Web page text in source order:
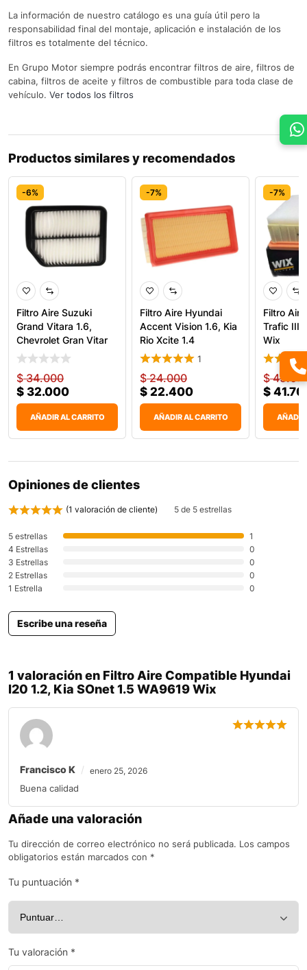
La información de nuestro catálogo es una guía útil pero la
responsabilidad final del montaje, aplicación e instalación de los
filtros es totalmente del técnico.
En Grupo Motor siempre podrás encontrar filtros de aire, filtros de
cabina, filtros de aceite y filtros de combustible para toda clase de
vehículo. Ver todos los filtros
Productos similares y recomendados
-6%
Filtro Aire Suzuki
Grand Vitara 1.6,
Chevrolet Gran Vitar
$34.000
$ 32.000
AÑADIR AL CARRITO
-7%
Filtro Aire Hyundai
Accent Vision 1.6, Kia
Rio Xcite 1.4
1
$24.000
$ 22.400
AÑADIR AL CARRITO
-7%
Filtro
Trafic III
Wix
$
$
AÑADIR
Opiniones de clientes
(1 valoración de cliente) 5 de 5 estrellas
5 estrellas
1
4 Estrellas
0
3 Estrellas
0
2 Estrellas
0
1 Estrella
0
Escribe una reseña
1 valoración en Filtro Aire Compatible Hyundai
I20 1.2, Kia SOnet 1.5 WA9619 Wix
Francisco K enero 25, 2026
Buena calidad
Añade una valoración
Tu dirección de correo electrónico no será publicada. Los campos
obligatorios están marcados con *
Tu puntuación *
Tu valoración *